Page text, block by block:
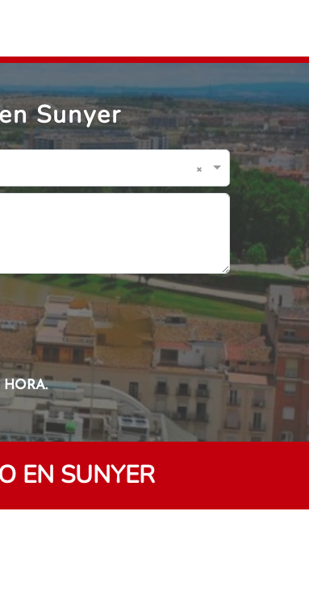
Sunyer
×
HORA.
EN SUNYER